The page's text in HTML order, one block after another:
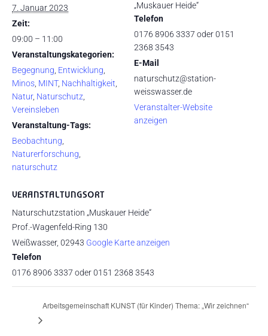
7. Januar 2023
Zeit:
09:00 – 11:00
Veranstaltungskategorien:
Begegnung, Entwicklung,
Minos, MINT, Nachhaltigkeit,
Natur, Naturschutz,
Vereinsleben
Veranstaltung-Tags:
Beobachtung,
Naturerforschung,
naturschutz
VERANSTALTUNGSORT
Naturschutzstation „Muskauer Heide“
Prof.-Wagenfeld-Ring 130
Weißwasser, 02943 Google Karte anzeigen
Telefon
0176 8906 3337 oder 0151 2368 3543
„Muskauer Heide“
Telefon
0176 8906 3337 oder 0151
2368 3543
E-Mail
naturschutz@station-
weisswasser.de
Veranstalter-Website
anzeigen
Arbeitsgemeinschaft KUNST (für Kinder) Thema: „Wir zeichnen“